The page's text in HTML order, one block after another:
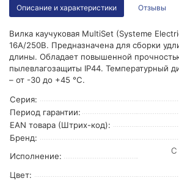
Описание и характеристики Отзывы
Вилка каучуковая MultiSet (Systeme
16А/250В. Предназначена для сборки
длины. Обладает повышенной
пылевлагозащиты IP44. Температурный
– от -30 до +45 °С.
Серия:
Период гарантии:
EAN товара (Штрих-код):
Бренд:
Исполнение:
С
Цвет: